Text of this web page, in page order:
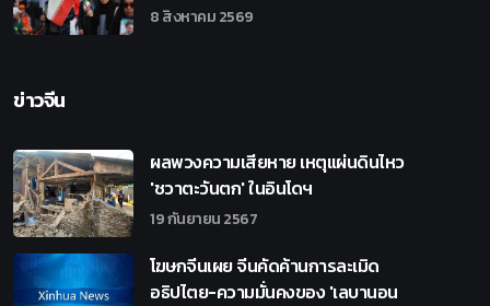
8 สิงหาคม 2569
ข่าวจีน
ผลพวงความเสียหาย เหตุแผ่นดินไหว
'ชวาตะวันตก' ในอินโดฯ
19 กันยายน 2567
โฆษกจีนเผย จีนคัดค้านการละเมิด
อธิปไตย-ความมั่นคงของ 'เลบานอน